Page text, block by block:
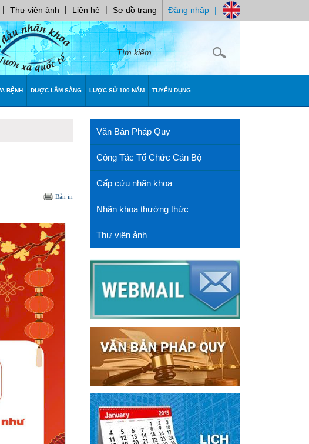
| Thư viện ảnh | Liên hệ | Sơ đồ trang Đăng nhập |
BỆNH DƯỢC LÂM SÀNG LƯỢC SỬ 100 NĂM TUYỂN DỤNG
Bản in
Văn Bản Pháp Quy
Công Tác Tổ Chức Cán Bộ
Cấp cứu nhãn khoa
Nhãn khoa thường thức
Thư viện ảnh